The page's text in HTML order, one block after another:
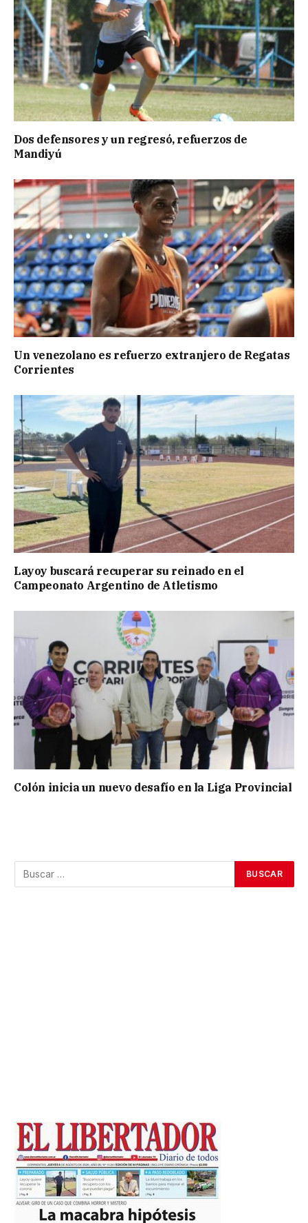
Dos defensores y un regresó, refuerzos de
Mandiyú
Un venezolano es refuerzo extranjero de Regatas
Corrientes
Layoy buscará recuperar su reinado en el
Campeonato Argentino de Atletismo
Colón inicia un nuevo desafío en la Liga Provincial